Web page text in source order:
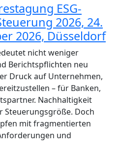
ESG-
2026, 24.
2026, Düsseldorf
nicht weniger
Berichtspflichten neu
Druck auf Unternehmen,
– für Banken,
Nachhaltigkeit
Doch
mit fragmentierten
und